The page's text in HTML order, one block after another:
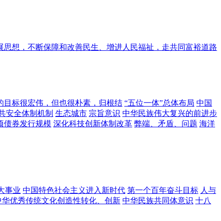
思想，不断保障和改善民生、增进人民福祉，走共同富裕道路
目标很宏伟，但也很朴素，归根结 “五位一体”总体布局 中国
安全体制机制 生态城市 宗旨意识 中华民族伟大复兴的前进步
债券发行规模 深化科技创新体制改革 弊端、矛盾、问题 海洋
事业 中国特色社会主义进入新时代 第一个百年奋斗目标 人与
华优秀传统文化创造性转化、创新 中华民族共同体意识 十八